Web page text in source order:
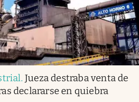
.Jueza destraba venta de
declararse en quiebra